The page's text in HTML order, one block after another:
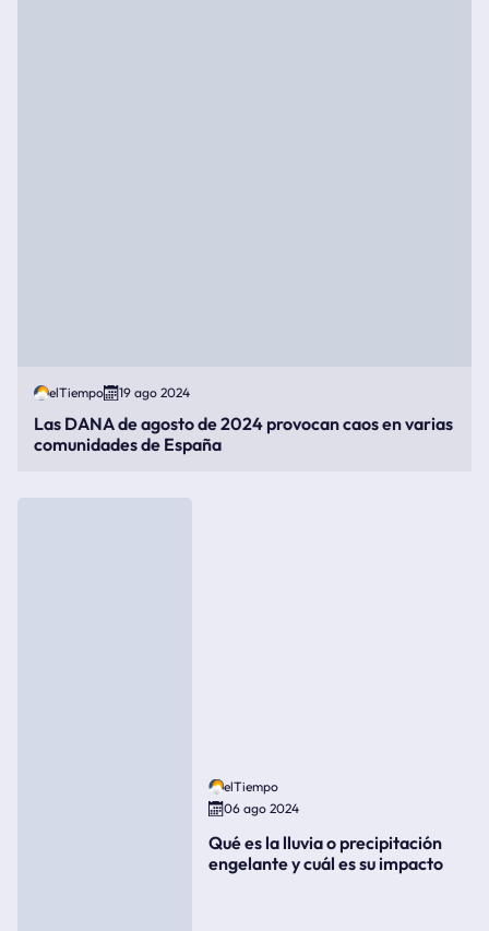
elTiempo 19 ago 2024
Las DANA de agosto de 2024 provocan caos en varias
comunidades de España
elTiempo
06 ago 2024
Qué es la lluvia o precipitación
engelante y cuál es su impacto